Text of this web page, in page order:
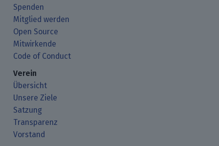
Spenden
Mitglied werden
Open Source
Mitwirkende
Code of Conduct
Verein
Übersicht
Unsere Ziele
Satzung
Transparenz
Vorstand